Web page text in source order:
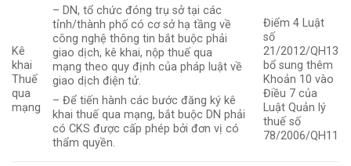
Kê
khai
Thuế
qua
mạng
– DN, tổ chức đóng trụ sở tại các
tỉnh/thành phố có cơ sở hạ tầng về
công nghệ thông tin bắt buộc phải
giao dịch, kê khai, nộp thuế qua
mạng theo quy định của pháp luật về
giao dịch điện tử.
– Để tiến hành các bước đăng ký kê
khai thuế qua mạng, bắt buộc DN phải
có CKS được cấp phép bởi đơn vị có
thẩm quyền.
Điểm 4 Luật
số
21/2012/QH13
bổ sung thêm
Khoản 10 vào
Điều 7 của
Luật Quản lý
thuế số
78/2006/QH11